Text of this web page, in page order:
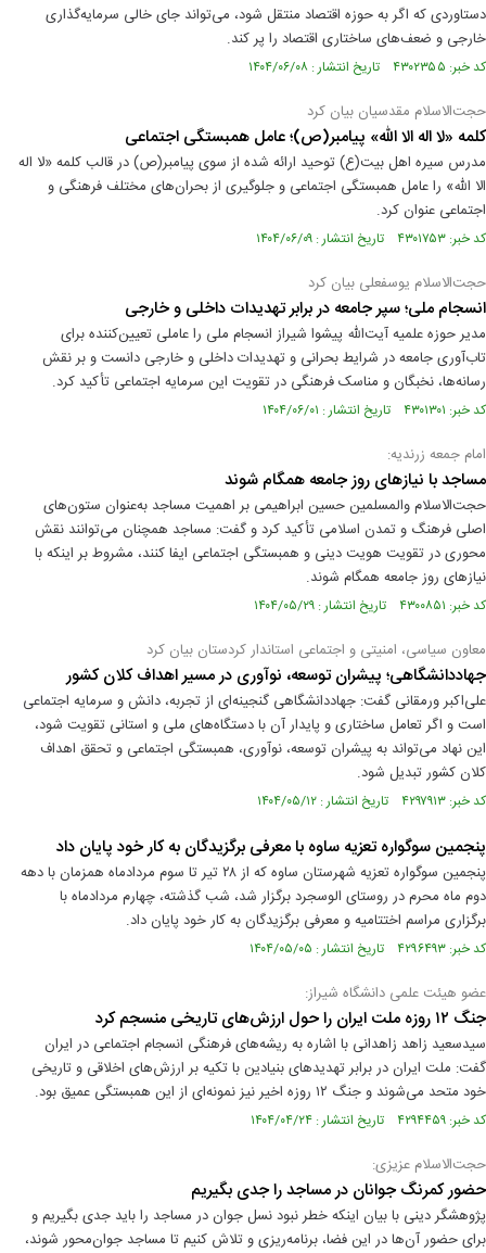
دستاوردی که اگر به حوزه اقتصاد منتقل شود، می‌تواند جای خالی سرمایه‌گذاری
خارجی و ضعف‌های ساختاری اقتصاد را پر کند.
کد خبر: ۴۳۰۲۳۵۵ تاریخ انتشار : ۱۴۰۴/۰۶/۰۸
حجت‌الاسلام مقدسیان بیان کرد
کلمه «لا اله الا الله» پیامبر(ص)؛ عامل همبستگی اجتماعی
مدرس سیره اهل بیت(ع) توحید ارائه شده از سوی پیامبر(ص) در قالب کلمه «لا اله
الا الله» را عامل همبستگی اجتماعی و جلوگیری از بحران‌های مختلف فرهنگی و
اجتماعی عنوان کرد.
کد خبر: ۴۳۰۱۷۵۳ تاریخ انتشار : ۱۴۰۴/۰۶/۰۹
حجت‌الاسلام یوسفعلی بیان کرد
انسجام ملی؛ سپر جامعه در برابر تهدیدات داخلی و خارجی
مدیر حوزه علمیه آیت‌الله پیشوا شیراز انسجام ملی را عاملی تعیین‌کننده برای
تاب‌آوری جامعه در شرایط بحرانی و تهدیدات داخلی و خارجی دانست و بر نقش
رسانه‌ها، نخبگان و مناسک فرهنگی در تقویت این سرمایه اجتماعی تأکید کرد.
کد خبر: ۴۳۰۱۳۰۱ تاریخ انتشار : ۱۴۰۴/۰۶/۰۱
امام جمعه زرندیه:
مساجد با نیازهای روز جامعه همگام شوند
حجت‌الاسلام والمسلمین حسین ابراهیمی بر اهمیت مساجد به‌عنوان ستون‌های
اصلی فرهنگ و تمدن اسلامی تأکید کرد و گفت: مساجد همچنان می‌توانند نقش
محوری در تقویت هویت دینی و همبستگی اجتماعی ایفا کنند، مشروط بر اینکه با
نیازهای روز جامعه همگام شوند.
کد خبر: ۴۳۰۰۸۵۱ تاریخ انتشار : ۱۴۰۴/۰۵/۲۹
معاون سیاسی، امنیتی و اجتماعی استاندار کردستان بیان کرد
جهاددانشگاهی؛ پیشران توسعه، نوآوری در مسیر اهداف کلان کشور
علی‌اکبر ورمقانی گفت: جهاددانشگاهی گنجینه‌ای از تجربه، دانش و سرمایه اجتماعی
است و اگر تعامل ساختاری و پایدار آن با دستگاه‌های ملی و استانی تقویت شود،
این نهاد می‌تواند به پیشران توسعه، نوآوری، همبستگی اجتماعی و تحقق اهداف
کلان کشور تبدیل شود.
کد خبر: ۴۲۹۷۹۱۳ تاریخ انتشار : ۱۴۰۴/۰۵/۱۲
پنجمین سوگواره تعزیه ساوه با معرفی برگزیدگان به کار خود پایان داد
پنجمین سوگواره تعزیه شهرستان ساوه که از ۲۸ تیر تا سوم مردادماه همزمان با دهه
دوم ماه محرم در روستای الوسجرد برگزار شد، شب گذشته، چهارم مردادماه با
برگزاری مراسم اختتامیه و معرفی برگزیدگان به کار خود پایان داد.
کد خبر: ۴۲۹۶۴۹۳ تاریخ انتشار : ۱۴۰۴/۰۵/۰۵
عضو هیئت علمی دانشگاه شیراز:
جنگ ۱۲ روزه ملت ایران را حول ارزش‌های تاریخی‌ منسجم کرد
سید‌سعید زاهد زاهدانی با اشاره به ریشه‌های فرهنگی انسجام اجتماعی در ایران
گفت: ملت ایران در برابر تهدیدهای بنیادین با تکیه بر ارزش‌های اخلاقی و تاریخی
خود متحد می‌شوند و جنگ ۱۲ روزه اخیر نیز نمونه‌ای از این همبستگی عمیق بود.
کد خبر: ۴۲۹۴۴۵۹ تاریخ انتشار : ۱۴۰۴/۰۴/۲۴
حجت‌الاسلام عزیزی:
حضور کمرنگ جوانان در مساجد را جدی بگیریم
پژوهشگر دینی با بیان اینکه خطر نبود نسل جوان در مساجد را باید جدی بگیریم و
برای حضور آن‌ها در این فضا، برنامه‌ریزی و تلاش کنیم تا مساجد جوان‌محور شوند،